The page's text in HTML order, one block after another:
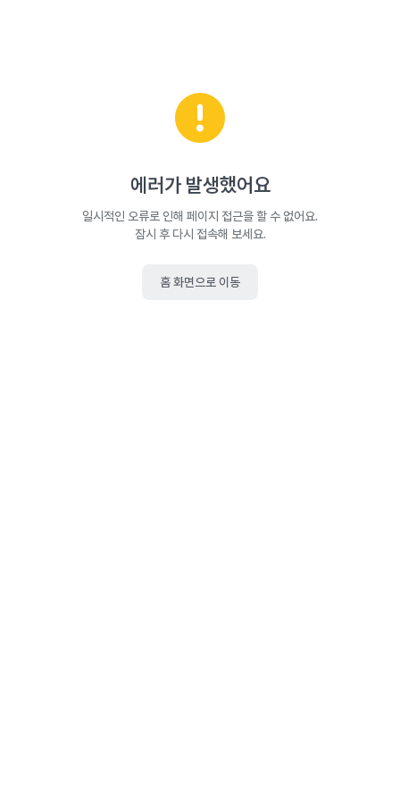
에러가 발생했어요
일시적인 오류로 인해 페이지 접근을 할 수 없어요.
잠시 후 다시 접속해 보세요.
홈 화면으로 이동